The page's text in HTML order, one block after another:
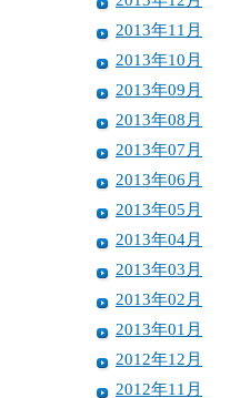
2013年11月
2013年10月
2013年09月
2013年08月
2013年07月
2013年06月
2013年05月
2013年04月
2013年03月
2013年02月
2013年01月
2012年12月
2012年11月